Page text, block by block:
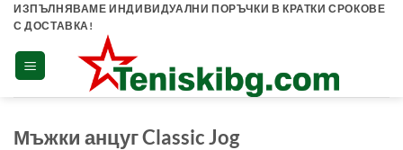
Skip
content
ИЗПЪЛНЯВАМЕ ИНДИВИДУАЛНИ ПОРЪЧКИ В КРАТКИ СРОКОВЕ
С ДОСТАВКА!
Мъжки анцуг Classic Jog